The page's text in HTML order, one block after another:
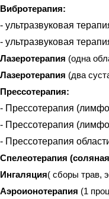
Вибротерапия:
- ультразвуковая
- ультразвуковая
Лазеротерапия (одна
Лазеротерапия (два
Прессотерапия:
- Прессотерапия
- Прессотерапия
- Прессотерапия
Спелеотерапия
Ингаляция( сборы трав,
Аэроионотерапия (1